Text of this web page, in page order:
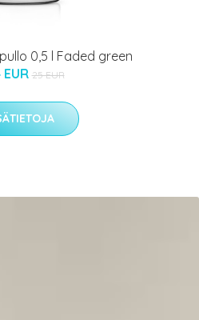
0,5 l Faded green
EUR 25 EUR